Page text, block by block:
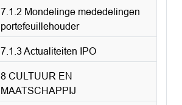
7.1.2 Mondelinge mededelingen
portefeuillehouder
7.1.3 Actualiteiten IPO
8 CULTUUR EN
MAATSCHAPPIJ